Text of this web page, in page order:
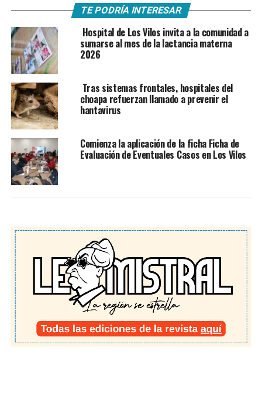
TE PODRÍA INTERESAR
Hospital de Los Vilos invita a la comunidad a
sumarse al mes de la lactancia materna
2026
Tras sistemas frontales, hospitales del
choapa refuerzan llamado a prevenir el
hantavirus
Comienza la aplicación de la ficha Ficha de
Evaluación de Eventuales Casos en Los Vilos